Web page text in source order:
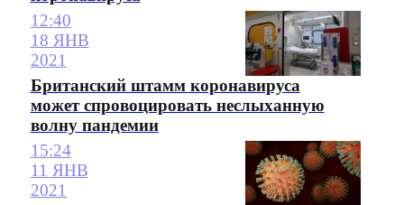
12:40
18 ЯНВ
2021
Британский штамм коронавируса
может спровоцировать неслыханную
волну пандемии
15:24
11 ЯНВ
2021